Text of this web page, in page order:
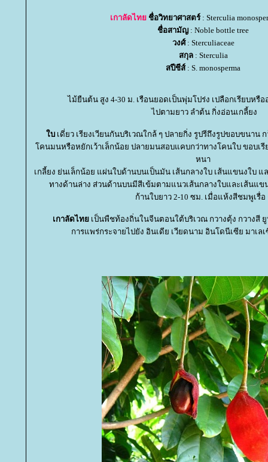
เกาลัดไท ชื่อวิทยาศาสตร์: Sterculia
ชื่อสามัญ : Noble bottle tree
วงศ์: Sterculiaceae
สกุล: Sterculia
สปีชีส์: S. monosperma
ไม้ยืนต้น สูง 4-30 ม. เรือนยอดเป็นพุ่มโปร่ง เปลือกเรียบหรือ
ไปตามยาว ลำต้น กิ่งอ่อนเกลี้ยง
บเดี่ยว เรียงเวียนกันบริเวณใกล้ ๆ ปลายกิ่ง รูปรีถึงรูปขอบขนาน ก
คนมนหรือหยักเว้าเล็กน้อย ปลายมนสอบแคบกว่าทางโคนใบ ขอบเรี
หนา
เกลี้ยง ย่นเล็กน้อย แผ่นใบด้านบนเป็นมัน เส้นกลางใบ เส้นแขนงใบ
ทางด้านล่าง ส่วนด้านบนมีสีเข้มตามแนวเส้นกลางใบและเส้นแ
ก้านใบยาว 2-10 ซม. เมื่อแห้งสีชมพูเรื่อ
เกาลัดไท เป็นพืชท้องถิ่นในจีนตอนใต้บริเวณ กวางตุ้ง กวางสี
การแพร่กระจายไปยัง อินเดีย เวียดนาม อินโดนีเซีย มาเ